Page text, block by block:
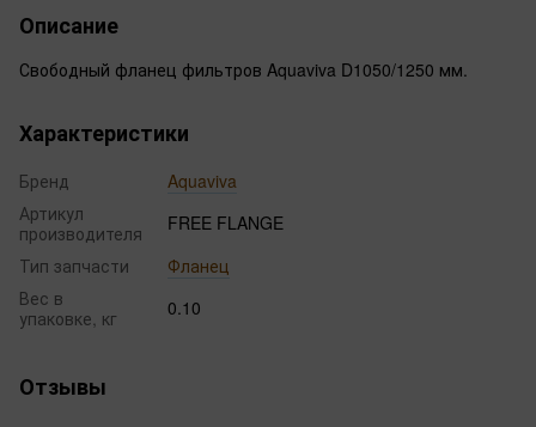
Описание
Свободный фланец фильтров Aquaviva D1050/1250 мм.
Характеристики
Бренд
Aquaviva
Артикул
производителя
FREE FLANGE
Тип запчасти
Фланец
Вес в
упаковке, кг
0.10
Отзывы